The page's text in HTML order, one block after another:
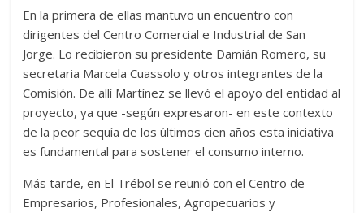
En la primera de ellas mantuvo un encuentro con
dirigentes del Centro Comercial e Industrial de San
Jorge. Lo recibieron su presidente Damián Romero, su
secretaria Marcela Cuassolo y otros integrantes de la
Comisión. De allí Martínez se llevó el apoyo del entidad al
proyecto, ya que -según expresaron- en este contexto
de la peor sequía de los últimos cien años esta iniciativa
es fundamental para sostener el consumo interno.
Más tarde, en El Trébol se reunió con el Centro de
Empresarios, Profesionales, Agropecuarios y